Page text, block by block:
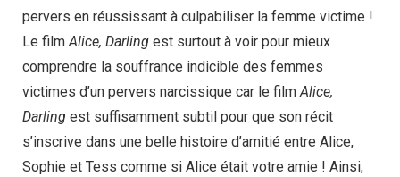
pervers en réussissant à culpabiliser la femme victime !
Le film Alice, Darling est surtout à voir pour mieux
comprendre la souffrance indicible des femmes
victimes d’un pervers narcissique car le film Alice,
Darling est suffisamment subtil pour que son récit
s’inscrive dans une belle histoire d’amitié entre Alice,
Sophie et Tess comme si Alice était votre amie ! Ainsi,